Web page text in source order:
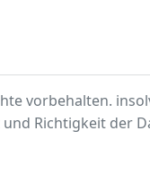
vorbehalten.
Richtigkeit der